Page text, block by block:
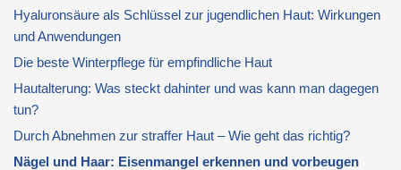
Hyaluronsäure als Schlüssel zur jugendlichen Haut: Wirkungen
und Anwendungen
Die beste Winterpflege für empfindliche Haut
Hautalterung: Was steckt dahinter und was kann man dagegen
tun?
Durch Abnehmen zur straffer Haut – Wie geht das richtig?
Nägel und Haar: Eisenmangel erkennen und vorbeugen